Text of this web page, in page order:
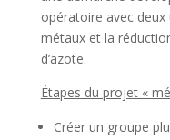
opératoire avec
métaux et la
d’azote.
Étapes du projet «
Créer un groupe